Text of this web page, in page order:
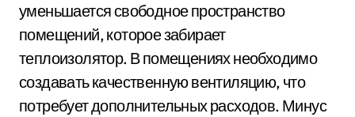
уменьшается свободное пространство
помещений, которое забирает
теплоизолятор. В помещениях необходимо
создавать качественную вентиляцию, что
потребует дополнительных расходов. Минус